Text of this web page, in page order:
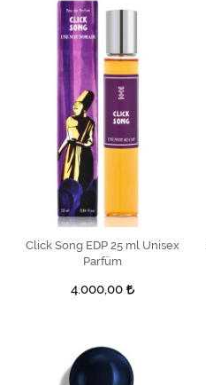
SEPETE EKLE
Click Song EDP 25 ml Unisex
Parfüm
4.000,00